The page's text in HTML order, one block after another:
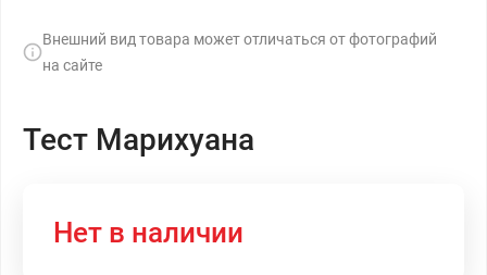
Внешний вид товара может отличаться от фотографий
на сайте
Тест Марихуана
Нет в наличии